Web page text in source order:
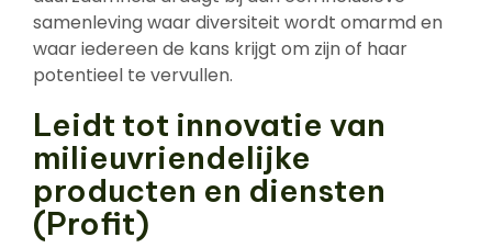
samenleving waar diversiteit wordt omarmd en
waar iedereen de kans krijgt om zijn of haar
potentieel te vervullen.
Leidt tot innovatie van
milieuvriendelijke
producten en diensten
(Profit)